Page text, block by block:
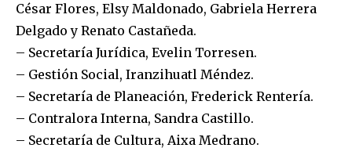
César Flores, Elsy Maldonado, Gabriela Herrera
Delgado y Renato Castañeda.
– Secretaría Jurídica, Evelin Torresen.
– Gestión Social, Iranzihuatl Méndez.
– Secretaría de Planeación, Frederick Rentería.
– Contralora Interna, Sandra Castillo.
– Secretaría de Cultura, Aixa Medrano.